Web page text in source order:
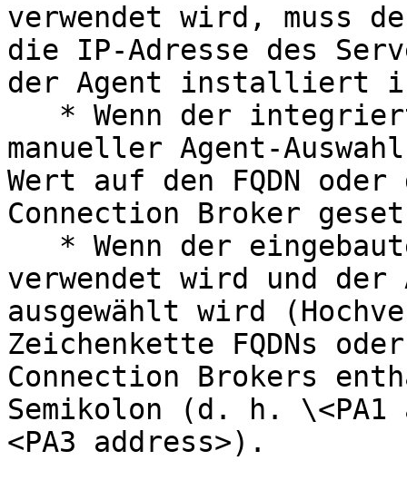
verwendet wird, muss
die IP-Adresse des
der Agent installiert
manueller Agent-
Wert auf den FQDN
Connection Broker
verwendet wird und der
ausgewählt wird
Zeichenkette FQDNs
Connection Brokers
Semikolon (d. h. \<PA1
<PA3 address>).